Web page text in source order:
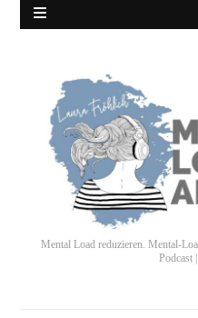
Mental Load reduzieren. Mental-
Podcast